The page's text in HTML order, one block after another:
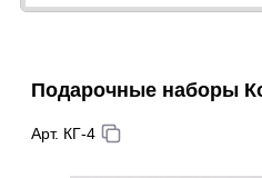
Подарочные наборы
Арт. КГ-4